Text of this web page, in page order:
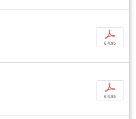
p
€ 4,95
p
€ 4,95